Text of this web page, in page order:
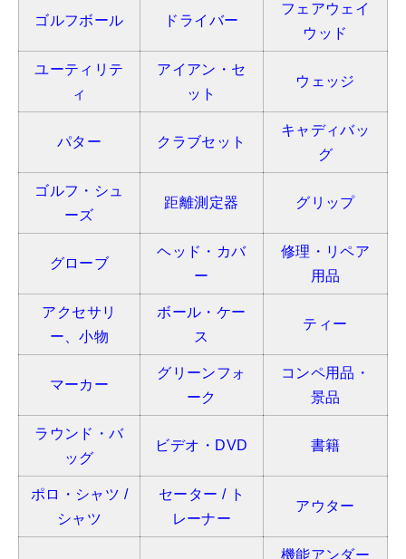
ゴルフボール ドライバー
フェアウェイ
ウッド
ユーティリテ
ィ
アイアン・セ
ット
ウェッジ
パター クラブセット
キャディバッ
グ
ゴルフ・シュ
ーズ
距離測定器 グリップ
グローブ
ヘッド・カバ
ー
修理・リペア
用品
アクセサリ
ー、小物
ボール・ケー
ス
ティー
マーカー
グリーンフォ
ーク
コンペ用品・
景品
ラウンド・バ
ッグ
ビデオ・DVD 書籍
ポロ・シャツ /
シャツ
セーター / ト
レーナー
アウター
機能アンダー